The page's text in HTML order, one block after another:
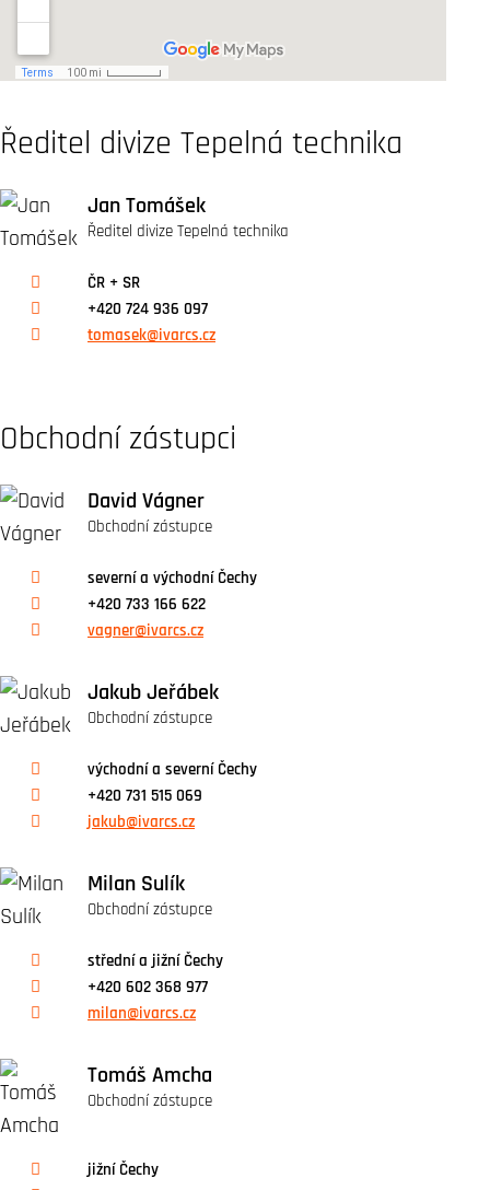
Ředitel divize Tepelná technika
Jan Tomášek
Ředitel divize Tepelná technika
ČR + SR
+420 724 936 097
tomasek@ivarcs.cz
Obchodní zástupci
David Vágner
Obchodní zástupce
severní a východní Čechy
+420 733 166 622
vagner@ivarcs.cz
Jakub Jeřábek
Obchodní zástupce
východní a severní Čechy
+420 731 515 069
jakub@ivarcs.cz
Milan Sulík
Obchodní zástupce
střední a jižní Čechy
+420 602 368 977
milan@ivarcs.cz
Tomáš Amcha
Obchodní zástupce
jižní Čechy